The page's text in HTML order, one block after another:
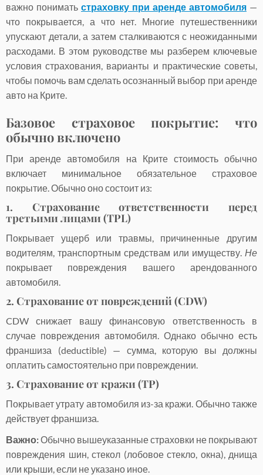
важно понимать страховку при аренде автомобиля —
что покрывается, а что нет. Многие путешественники
упускают детали, а затем сталкиваются с неожиданными
расходами. В этом руководстве мы разберем ключевые
условия страхования, варианты и практические советы,
чтобы помочь вам сделать осознанный выбор при аренде
авто на Крите.
Базовое страховое покрытие: что
обычно включено
При аренде автомобиля на Крите стоимость обычно
включает минимальное обязательное страховое
покрытие. Обычно оно состоит из:
1. Страхование ответственности перед
третьими лицами (TPL)
Покрывает ущерб или травмы, причиненные другим
водителям, транспортным средствам или имуществу. Не
покрывает повреждения вашего арендованного
автомобиля.
2. Страхование от повреждений (CDW)
CDW снижает вашу финансовую ответственность в
случае повреждения автомобиля. Однако обычно есть
франшиза (deductible) — сумма, которую вы должны
оплатить самостоятельно при повреждении.
3. Страхование от кражи (TP)
Покрывает утрату автомобиля из-за кражи. Обычно также
действует франшиза.
Важно:Обычно вышеуказанные страховки не покрывают
повреждения шин, стекол (лобовое стекло, окна), днища
или крыши, если не указано иное.